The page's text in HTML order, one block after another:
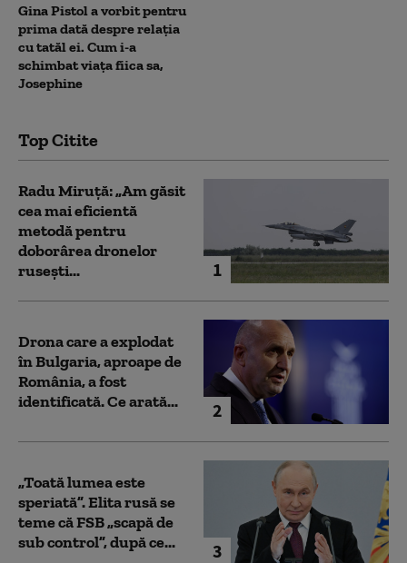
Gina Pistol a vorbit pentru
prima dată despre relația
cu tatăl ei. Cum i-a
schimbat viața fiica sa,
Josephine
Top Citite
1
Radu Miruță: „Am găsit
cea mai eficientă
metodă pentru
doborârea dronelor
rusești...
2
Drona care a explodat
în Bulgaria, aproape de
România, a fost
identificată. Ce arată...
3
„Toată lumea este
speriată”. Elita rusă se
teme că FSB „scapă de
sub control”, după ce...